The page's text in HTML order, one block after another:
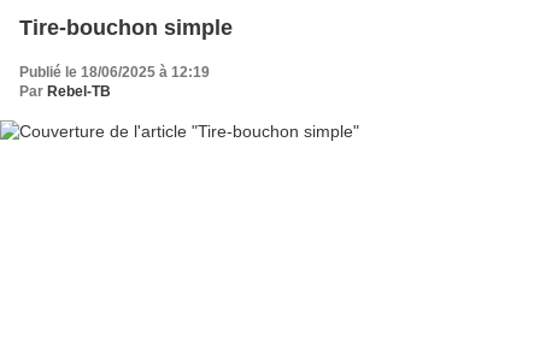
Tire-bouchon simple
Publié le 18/06/2025 à 12:19
Par Rebel-TB